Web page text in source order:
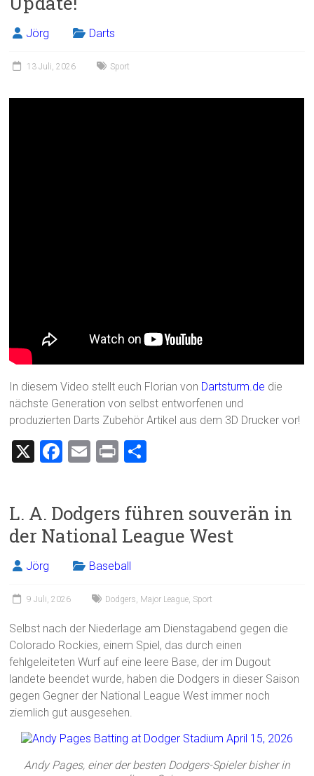
ok
Jörg Darts
13 Juli, 2026 Sport
In diesem Video stellt euch Florian von Dartsturm.de die
nächste Generation von selbst entworfenen und
produzierten Darts Zubehör Artikel aus dem 3D Drucker vor!
X
F
b
o
ok
E
l
Pr
n
L. A. Dodgers führen souverän in
der National League West
Jörg Baseball
9 Juli, 2026 Dodgers, Major League, Sport
Selbst nach der Niederlage am Dienstagabend gegen die
Colorado Rockies, einem Spiel, das durch einen
fehlgeleiteten Wurf auf eine leere Base, der im Dugout
landete beendet wurde, haben die Dodgers in dieser Saison
gegen Gegner der National League West immer noch
ziemlich gut ausgesehen.
Andy Pages, einer der besten Dodgers-Spieler bisher in